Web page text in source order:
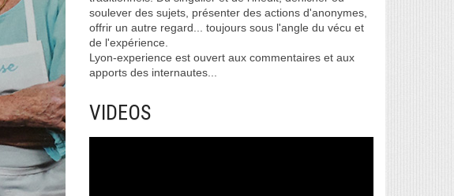
soulever des sujets, présenter des actions d'anonymes,
offrir un autre regard... toujours sous l'angle du vécu et
de l'expérience.
Lyon-experience est ouvert aux commentaires et aux
apports des internautes...
VIDEOS